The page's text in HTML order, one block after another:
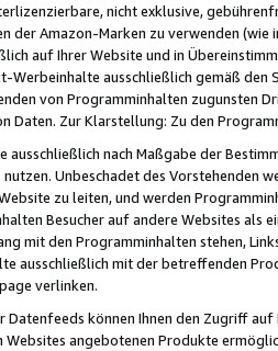
nicht exklusive,
der Amazon-Marken zu verwenden
auf Ihrer Website und in
Werbeinhalte ausschließlich gemäß
von Programminhalten zugunsten
Daten. Zur Klarstellung: Zu den
ausschließlich nach Maßgabe der
Unbeschadet des Vorstehenden
zu leiten, und werden
Besucher auf andere Websites als
mit den Programminhalten stehen,
ausschließlich mit der betreffenden
verlinken.
Datenfeeds können Ihnen den Zugriff
angebotenen Produkte